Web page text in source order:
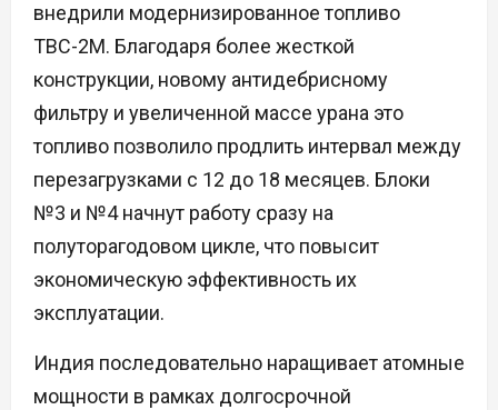
внедрили модернизированное топливо
ТВС-2М. Благодаря более жесткой
конструкции, новому антидебрисному
фильтру и увеличенной массе урана это
топливо позволило продлить интервал между
перезагрузками с 12 до 18 месяцев. Блоки
№3 и №4 начнут работу сразу на
полуторагодовом цикле, что повысит
экономическую эффективность их
эксплуатации.
Индия последовательно наращивает атомные
мощности в рамках долгосрочной